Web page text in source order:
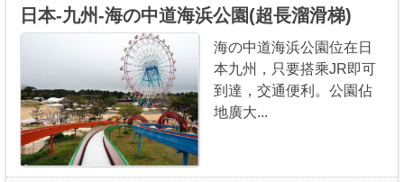
日本-九州-海の中道海浜公園(超長溜滑梯)
海の中道海浜公園位在日
本九州，只要搭乘JR即可
到達，交通便利。公園佔
地廣大...